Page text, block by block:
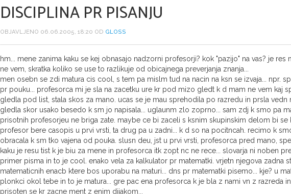
DISCIPLINA PR PISANJU
OBJAVLJENO 06.06.2005, 18:20 OD GLOSS
hm... mene zanima kaku se kej obnasajo nadzorni profesorji? kok "pazijo" na vas? je res
ne vem, skratka koliko se use to razlikuje od obicajnega preverjanja znanja...
men osebn se zdi matura cis cool, s tem pa mislm tud na nacin na ksn se izvaja... npr.
pr pouku... profesorca mi je sla na zacetku ure kr pod mizo gledt k d mam ne vem kaj
gledla pod list, stala skos za mano. ucas se je mau sprehodila po razredu in prsla
gledla skor usako besedo k sm jo napisala... uglaunm zlo zoprno... sam zdj k smo pa
prisotnih profesorjeu ne briga zate. maybe ce bi zaceli s ksnim skupinskim delom bi
profesor bere casopis u prvi vrsti, ta drug pa u zadni... k d so na pocitncah. recimo k
obracala k sm tko vajena od pouka. slusn deu, jst u prvi vrsti, profesorca pred mano,
kaku je resu tist k je biu za mene in profesorca itk zopt nc ne rece... slovarja ni noben
primer pisma in to je cool. enako vela za kalkulator pr matematki. vrjetn njegova zadna
matematicnih enacb ktere bos uporabu na maturi... dns pr matematki pisemo... kje? u
plonkci okol tebe in to je matura... gre pac ena profesorca k je bla z nami vn z razreda
prisoten se kr zacne ment z enim dijakom...